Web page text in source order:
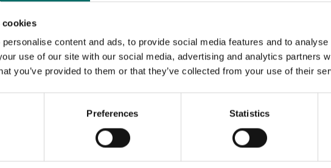
cookies
content and ads, to provide social media features and to
use of our site with our social media, advertising and analytics partners
you’ve provided to them or that they’ve collected from your use of their
Preferences Statistics
MESSAGE (written in english)